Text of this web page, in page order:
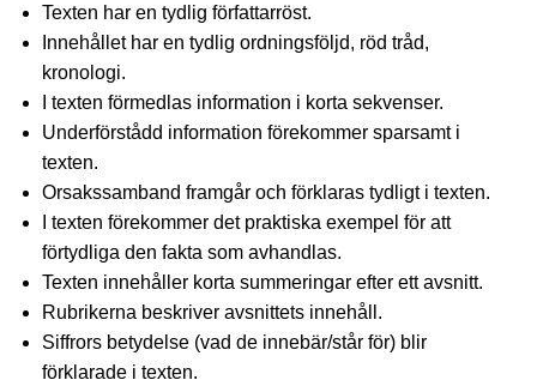
Texten har en tydlig författarröst.
Innehållet har en tydlig ordningsföljd, röd tråd,
kronologi.
I texten förmedlas information i korta sekvenser.
Underförstådd information förekommer sparsamt i
texten.
Orsakssamband framgår och förklaras tydligt i texten.
I texten förekommer det praktiska exempel för att
förtydliga den fakta som avhandlas.
Texten innehåller korta summeringar efter ett avsnitt.
Rubrikerna beskriver avsnittets innehåll.
Siffrors betydelse (vad de innebär/står för) blir
förklarade i texten.